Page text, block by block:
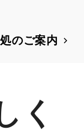
のご案内
く